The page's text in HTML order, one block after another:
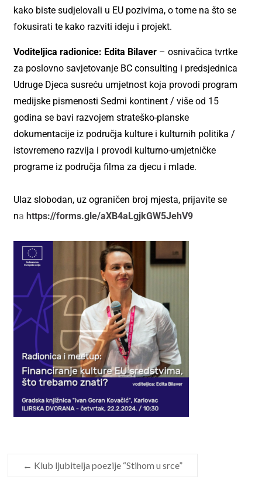
kako biste sudjelovali u EU pozivima, o tome na što se
fokusirati te kako razviti ideju i projekt.
Voditeljica radionice: Edita Bilaver – osnivačica tvrtke
za poslovno savjetovanje BC consulting i predsjednica
Udruge Djeca susreću umjetnost koja provodi program
medijske pismenosti Sedmi kontinent / više od 15
godina se bavi razvojem strateško-planske
dokumentacije iz područja kulture i kulturnih politika /
istovremeno razvija i provodi kulturno-umjetničke
programe iz područja filma za djecu i mlade.
Ulaz slobodan, uz ograničen broj mjesta, prijavite se
nahttps://forms.gle/aXB4aLgjkGW5JehV9
← Klub ljubitelja poezije “Stihom u srce”